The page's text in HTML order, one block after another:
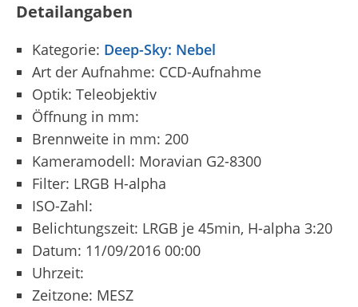
Detailangaben
Kategorie: Deep-Sky: Nebel
Art der Aufnahme: CCD-Aufnahme
Optik: Teleobjektiv
Öffnung in mm:
Brennweite in mm: 200
Kameramodell: Moravian G2-8300
Filter: LRGB H-alpha
ISO-Zahl:
Belichtungszeit: LRGB je 45min, H-alpha 3:20
Datum: 11/09/2016 00:00
Uhrzeit:
Zeitzone: MESZ